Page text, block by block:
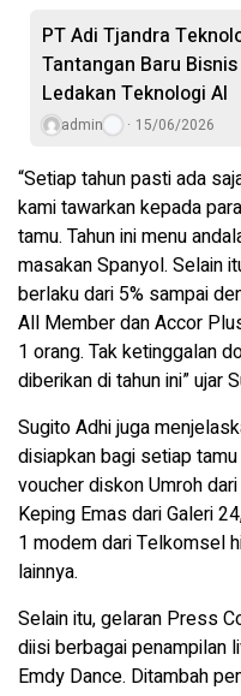
PT Adi Tjandra
Tantangan Baru
Ledakan Teknologi AI
admin 15/06/2026
“Setiap tahun pasti ada
kami tawarkan kepada
tamu. Tahun ini menu
masakan Spanyol. Selain
berlaku dari 5% sampai
All Member dan Accor
1 orang. Tak ketinggalan
diberikan di tahun ini” ujar
Sugito Adhi juga
disiapkan bagi setiap
voucher diskon Umroh
Keping Emas dari Galeri
1 modem dari Telkomsel
lainnya.
Selain itu, gelaran Press
diisi berbagai penampilan
Emdy Dance. Ditambah